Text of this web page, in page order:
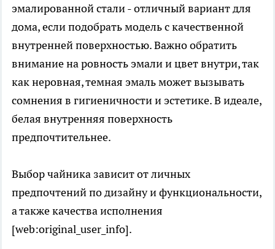
эмалированной стали - отличный вариант для
дома, если подобрать модель с качественной
внутренней поверхностью. Важно обратить
внимание на ровность эмали и цвет внутри, так
как неровная, темная эмаль может вызывать
сомнения в гигиеничности и эстетике. В идеале,
белая внутренняя поверхность
предпочтительнее.
Выбор чайника зависит от личных
предпочтений по дизайну и функциональности,
а также качества исполнения
[web:original_user_info].